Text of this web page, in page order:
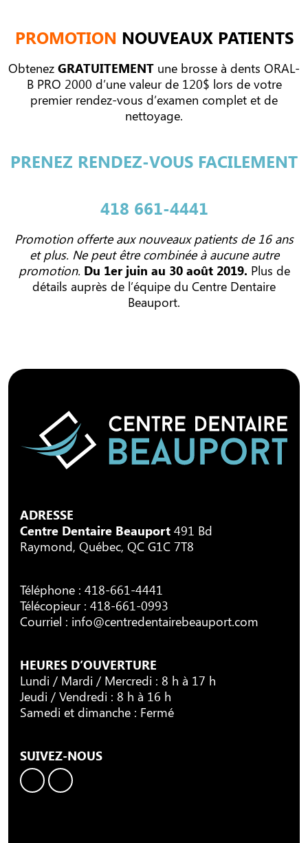
PROMOTION NOUVEAUX PATIENTS
Obtenez GRATUITEMENT une brosse à dents ORAL-
B PRO 2000 d’une valeur de 120$ lors de votre
premier rendez-vous d’examen complet et de
nettoyage.
PRENEZ RENDEZ-VOUS FACILEMENT
418 661-4441
Promotion offerte aux nouveaux patients de 16 ans
et plus. Ne peut être combinée à aucune autre
promotion. Du 1er juin au 30 août 2019. Plus de
détails auprès de l’équipe du Centre Dentaire
Beauport.
ADRESSE
Centre Dentaire Beauport 491 Bd
Raymond, Québec, QC G1C 7T8
Téléphone : 418-661-4441
Télécopieur : 418-661-0993
Courriel : info@centredentairebeauport.com
HEURES D’OUVERTURE
Lundi / Mardi / Mercredi : 8 h à 17 h
Jeudi / Vendredi : 8 h à 16 h
Samedi et dimanche : Fermé
SUIVEZ-NOUS